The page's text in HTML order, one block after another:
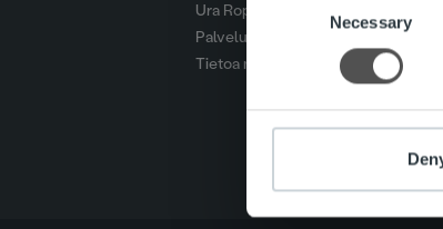
We use cookies to
information about
other information
Necessary
Ura Ropolla
Palvelut
Tietoa meistä